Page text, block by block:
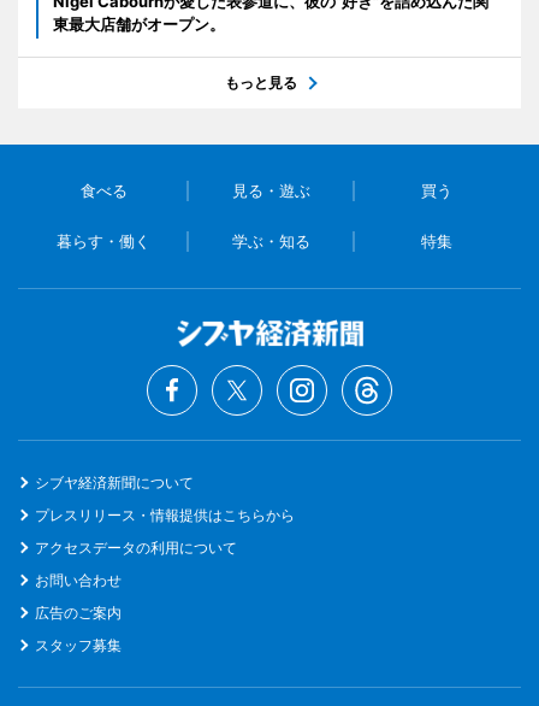
東最大店舗がオープン。
もっと見る
食べる 見る・遊ぶ 買う
暮らす・働く 学ぶ・知る 特集
シブヤ経済新聞について
プレスリリース・情報提供はこちらから
アクセスデータの利用について
お問い合わせ
広告のご案内
スタッフ募集